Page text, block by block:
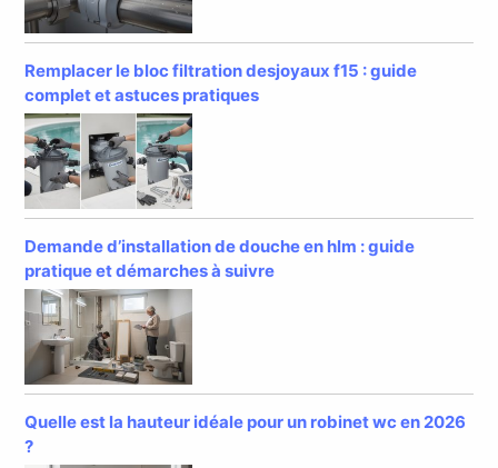
Remplacer le bloc filtration desjoyaux f15 : guide
complet et astuces pratiques
Demande d’installation de douche en hlm : guide
pratique et démarches à suivre
Quelle est la hauteur idéale pour un robinet wc en 2026
?